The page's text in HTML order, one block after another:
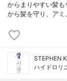
からまりやすい髪
から髪を守り、ア
STEPHEN
ハイドロリ